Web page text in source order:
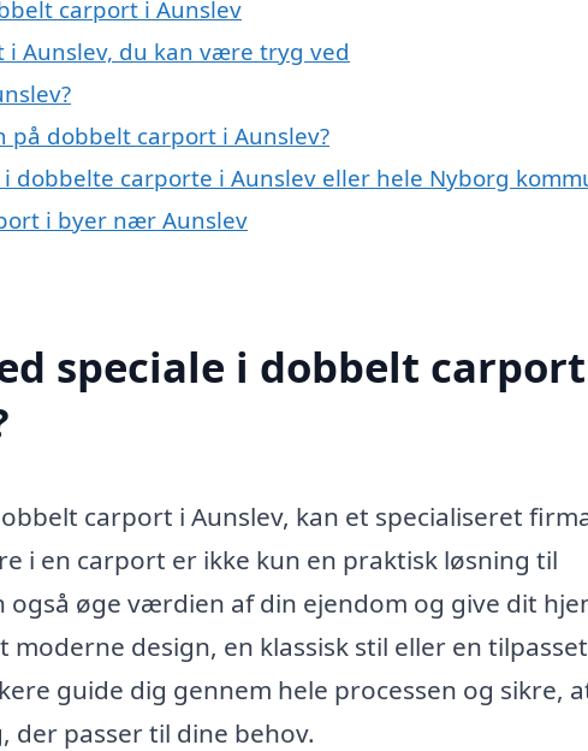
carport i Aunslev
Aunslev, du kan være tryg ved
på dobbelt carport i Aunslev?
dobbelte carporte i Aunslev eller hele Nyborg
i byer nær Aunslev
speciale i dobbelt
carport i Aunslev, kan et specialiseret
i en carport er ikke kun en praktisk løsning til
også øge værdien af din ejendom og give dit
design, en klassisk stil eller en tilpasset
guide dig gennem hele processen og sikre,
passer til dine behov.